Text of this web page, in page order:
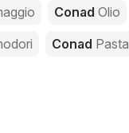
Conad Olio
Conad Pasta